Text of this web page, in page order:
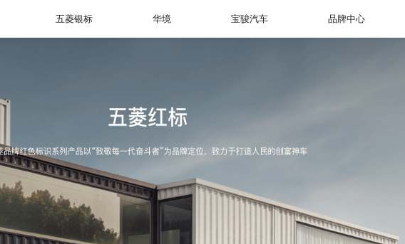
五菱银标 华境 宝骏汽车 品牌中心